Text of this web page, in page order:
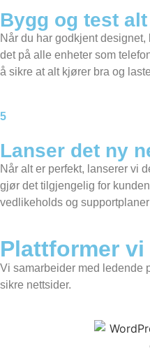
Bygg og test alt
Når du har godkjent
det på alle enheter som
å sikre at alt kjører bra og
5
Lanser det ny
Når alt er perfekt, lanserer vi
gjør det tilgjengelig for
vedlikeholds og
Plattformer
Vi samarbeider med ledende
sikre nettsider.